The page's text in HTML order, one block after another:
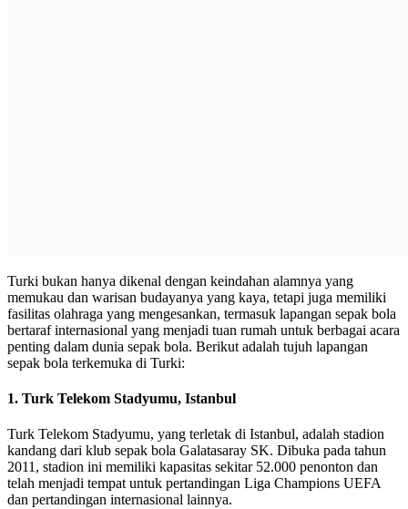
Turki bukan hanya dikenal dengan keindahan alamnya yang
memukau dan warisan budayanya yang kaya, tetapi juga memiliki
fasilitas olahraga yang mengesankan, termasuk lapangan sepak bola
bertaraf internasional yang menjadi tuan rumah untuk berbagai acara
penting dalam dunia sepak bola. Berikut adalah tujuh lapangan
sepak bola terkemuka di Turki:
1. Turk Telekom Stadyumu, Istanbul
Turk Telekom Stadyumu, yang terletak di Istanbul, adalah stadion
kandang dari klub sepak bola Galatasaray SK. Dibuka pada tahun
2011, stadion ini memiliki kapasitas sekitar 52.000 penonton dan
telah menjadi tempat untuk pertandingan Liga Champions UEFA
dan pertandingan internasional lainnya.